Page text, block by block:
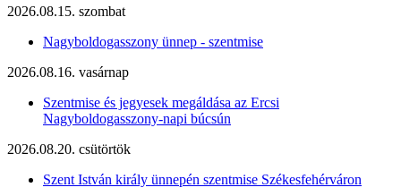
2026.08.15. szombat
Nagyboldogasszony ünnep - szentmise
2026.08.16. vasárnap
Szentmise és jegyesek megáldása az Ercsi
Nagyboldogasszony-napi búcsún
2026.08.20. csütörtök
Szent István király ünnepén szentmise Székesfehérváron